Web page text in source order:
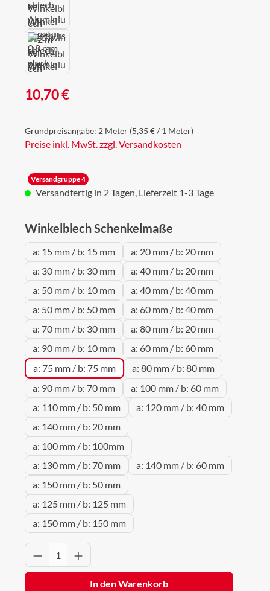
Regulärer Preis:
10,70 €
Grundpreisangabe: 2 Meter (5,35 € / 1 Meter)
Preise inkl. MwSt. zzgl. Versandkosten
Versandgruppe 4
Versandfertig in 2 Tagen, Lieferzeit 1-3 Tage
Winkelblech Schenkelmaße
a: 15 mm / b: 15 mm
a: 20 mm / b: 20 mm
a: 30 mm / b: 30 mm
a: 40 mm / b: 20 mm
a: 50 mm / b: 10 mm
a: 40 mm / b: 40 mm
a: 50 mm / b: 50 mm
a: 60 mm / b: 40 mm
a: 70 mm / b: 30 mm
a: 80 mm / b: 20 mm
a: 90 mm / b: 10 mm
a: 60 mm / b: 60 mm
a: 75 mm / b: 75 mm
a: 80 mm / b: 80 mm
a: 90 mm / b: 70 mm
a: 100 mm / b: 60 mm
a: 110 mm / b: 50 mm
a: 120 mm / b: 40 mm
a: 140 mm / b: 20 mm
a: 100 mm / b: 100mm
a: 130 mm / b: 70 mm
a: 140 mm / b: 60 mm
a: 150 mm / b: 50 mm
a: 125 mm / b: 125 mm
a: 150 mm / b: 150 mm
Produkt Anzahl: Gib den gewünschten
In den Warenkorb